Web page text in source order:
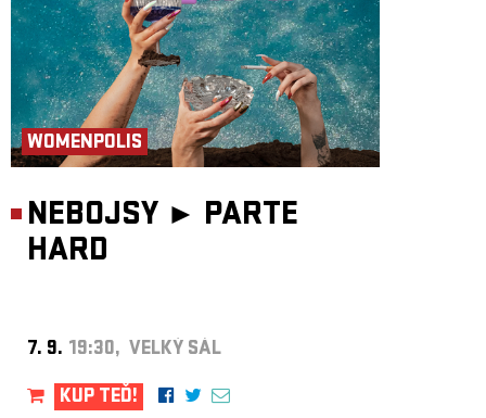
WOMENPOLIS
NEBOJSY ► PARTE
HARD
7. 9. 19:30, VELKÝ SÁL
KUP TEĎ!